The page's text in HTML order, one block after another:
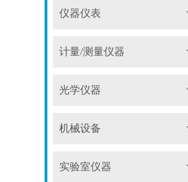
仪器仪表
计量/测量仪器
光学仪器
机械设备
实验室仪器